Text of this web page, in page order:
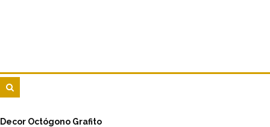
Decor Octógono Grafito